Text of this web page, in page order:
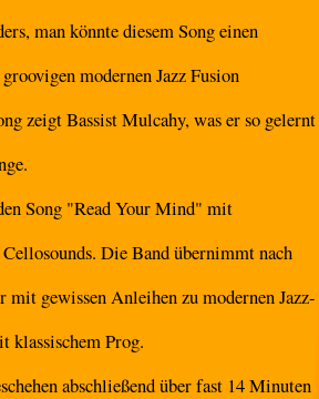
man könnte diesem Song einen
modernen Jazz Fusion
zeigt Bassist Mulcahy, was er so gelernt
Song "Read Your Mind" mit
Die Band übernimmt nach
gewissen Anleihen zu modernen Jazz-
klassischem Prog.
abschließend über fast 14 Minuten